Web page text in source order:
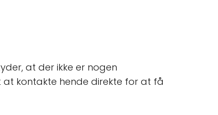
at der ikke er nogen
kontakte hende direkte for at få